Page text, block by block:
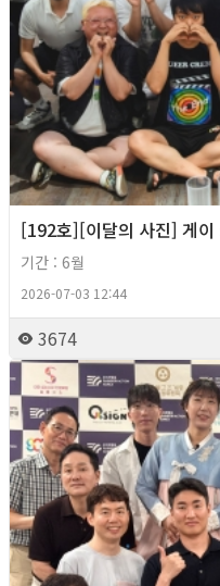
[192호][이달의 사진] 게이
기간 : 6월
2026-07-03 12:44
3674